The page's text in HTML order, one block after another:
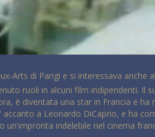
Arts di Parigi e si interessava anche
ruoli in alcuni film indipendenti. Il
è diventata una star in Francia e ha
a Leonardo DiCaprio, e ha
indelebile nel cinema